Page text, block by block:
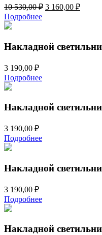
10 530,00₽ Первоначальная
530,00 ₽.
3 160,00 ₽
Подробнее
Накладной
3 190,00 ₽
Подробнее
Накладной
3 190,00 ₽
Подробнее
Накладной
3 190,00 ₽
Подробнее
Накладной